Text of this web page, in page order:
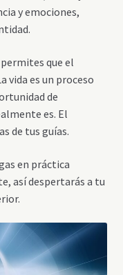
y emociones,
que el
vida es un proceso
de
es. El
de tus guías.
en práctica
así despertarás a tu